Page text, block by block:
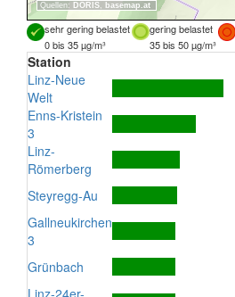
Quellen: DORIS, basemap.at
sehr gering belastet gering belastet
0 bis 35 µg/m³
35 bis 50 µg/m³
Station
Linz-Neue
Welt
Enns-Kristein
3
Linz-
Römerberg
Steyregg-Au
Gallneukirchen
3
Grünbach
Linz-24er-